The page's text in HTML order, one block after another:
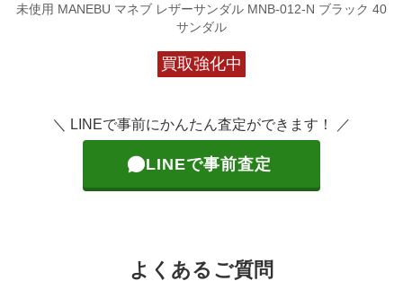
未使用 MANEBU マネブ レザーサンダル MNB-012-N ブラック 40
サンダル
買取強化中
＼ LINEで事前にかんたん査定ができます！ ／
LINEで事前査定
よくあるご質問